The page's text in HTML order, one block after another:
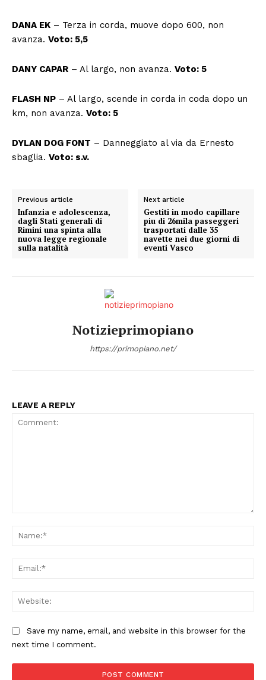
DANA EK – Terza in corda, muove dopo 600, non
avanza. Voto: 5,5
DANY CAPAR – Al largo, non avanza. Voto: 5
FLASH NP – Al largo, scende in corda in coda dopo un
km, non avanza. Voto: 5
DYLAN DOG FONT – Danneggiato al via da Ernesto
sbaglia. Voto: s.v.
Previous article
Infanzia e adolescenza,
dagli Stati generali di
Rimini una spinta alla
nuova legge regionale
sulla natalità
Next article
Gestiti in modo capillare
piu di 26mila passeggeri
trasportati dalle 35
navette nei due giorni di
eventi Vasco
Notizieprimopiano
https://primopiano.net/
LEAVE A REPLY
Save my name, email, and website in this browser for the
next time I comment.